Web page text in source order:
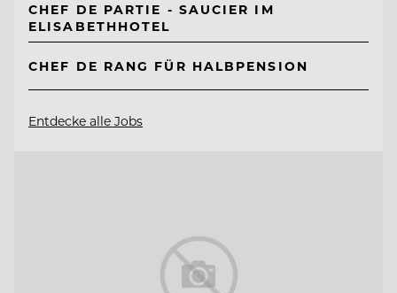
CHEF DE PARTIE - SAUCIER IM
ELISABETHHOTEL
CHEF DE RANG FÜR HALBPENSION
Entdecke alle Jobs